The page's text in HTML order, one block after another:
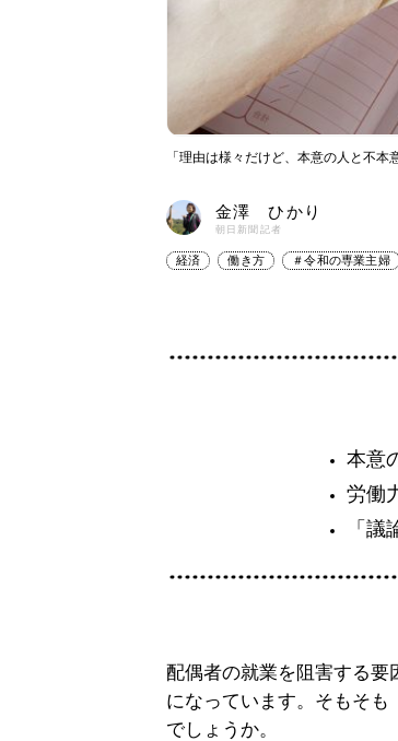
「理由は様々だけど、本意の人と不
金澤 ひかり
朝日新聞記者
経済 働き方 ＃令和の専業主婦
本意
労働
「
配偶者の就業を阻害する要
になっています。そもそ
でしょうか。